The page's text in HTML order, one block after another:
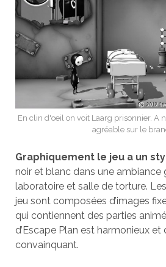
En clin d'oeil on voit Laarg prisonnier. A
agréable sur le
Graphiquement le jeu a un
noir et blanc dans une ambiance
laboratoire et salle de torture.
jeu sont composées d’images
qui contiennent des parties
d’Escape Plan est harmonieux et
convainquant.